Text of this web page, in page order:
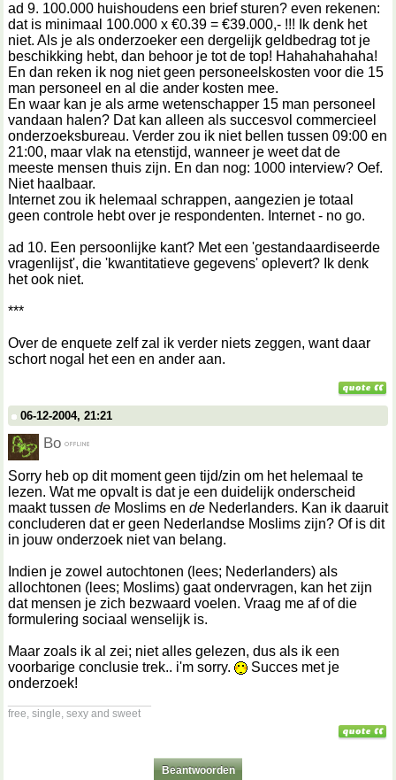
ad 9. 100.000 huishoudens een brief sturen? even rekenen:
dat is minimaal 100.000 x €0.39 = €39.000,- !!! Ik denk het
niet. Als je als onderzoeker een dergelijk geldbedrag tot je
beschikking hebt, dan behoor je tot de top! Hahahahahaha!
En dan reken ik nog niet geen personeelskosten voor die 15
man personeel en al die ander kosten mee.
En waar kan je als arme wetenschapper 15 man personeel
vandaan halen? Dat kan alleen als succesvol commercieel
onderzoeksbureau. Verder zou ik niet bellen tussen 09:00 en
21:00, maar vlak na etenstijd, wanneer je weet dat de
meeste mensen thuis zijn. En dan nog: 1000 interview? Oef.
Niet haalbaar.
Internet zou ik helemaal schrappen, aangezien je totaal
geen controle hebt over je respondenten. Internet - no go.
ad 10. Een persoonlijke kant? Met een 'gestandaardiseerde
vragenlijst', die 'kwantitatieve gegevens' oplevert? Ik denk
het ook niet.
***
Over de enquete zelf zal ik verder niets zeggen, want daar
schort nogal het een en ander aan.
06-12-2004, 21:21
Bo
Sorry heb op dit moment geen tijd/zin om het helemaal te
lezen. Wat me opvalt is dat je een duidelijk onderscheid
maakt tussen de Moslims en de Nederlanders. Kan ik daaruit
concluderen dat er geen Nederlandse Moslims zijn? Of is dit
in jouw onderzoek niet van belang.
Indien je zowel autochtonen (lees; Nederlanders) als
allochtonen (lees; Moslims) gaat ondervragen, kan het zijn
dat mensen je zich bezwaard voelen. Vraag me af of die
formulering sociaal wenselijk is.
Maar zoals ik al zei; niet alles gelezen, dus als ik een
voorbarige conclusie trek.. i'm sorry.
Succes met je
onderzoek!
free, single, sexy and sweet
Beantwoorden